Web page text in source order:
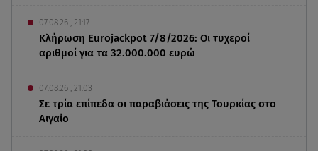
07.08.26 , 21:17
Κλήρωση Eurojackpot 7/8/2026: Οι τυχεροί
αριθμοί για τα 32.000.000 ευρώ
07.08.26 , 21:03
Σε τρία επίπεδα οι παραβιάσεις της Τουρκίας στο
Αιγαίο